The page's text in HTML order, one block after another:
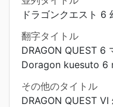
ドラゴンクエスト 6
翻字タイトル
DRAGON QUEST 6
Doragon kuesuto 6
その他のタイトル
DRAGON QUEST VI